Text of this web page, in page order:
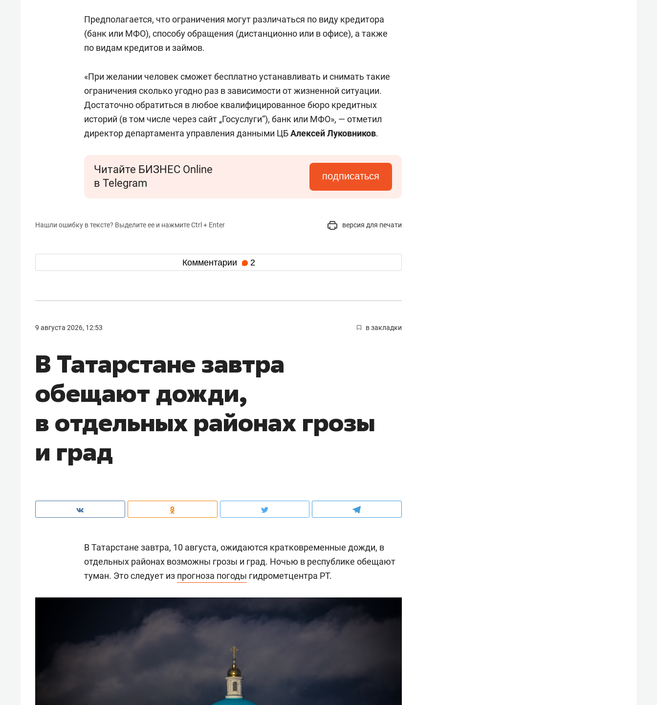
Предполагается, что ограничения могут различаться по виду кредитора
(банк или МФО), способу обращения (дистанционно или в офисе), а также
по видам кредитов и займов.
«При желании человек сможет бесплатно устанавливать и снимать такие
ограничения сколько угодно раз в зависимости от жизненной ситуации.
Достаточно обратиться в любое квалифицированное бюро кредитных
историй (в том числе через сайт „Госуслуги“), банк или МФО», — отметил
директор департамента управления данными ЦБАлексей Луковников.
Читайте БИЗНЕС Online
в Telegram
подписаться
Нашли ошибку в тексте? Выделите ее и нажмите Ctrl + Enter версия для печати
Комментарии 2
9 августа 2026, 12:53 в закладки
В Татарстане завтра
обещают дожди,
в отдельных районах грозы
и град
В Татарстане завтра, 10 августа, ожидаются кратковременные дожди, в
отдельных районах возможны грозы и град. Ночью в республике обещают
туман. Это следует из прогноза погоды гидрометцентра РТ.